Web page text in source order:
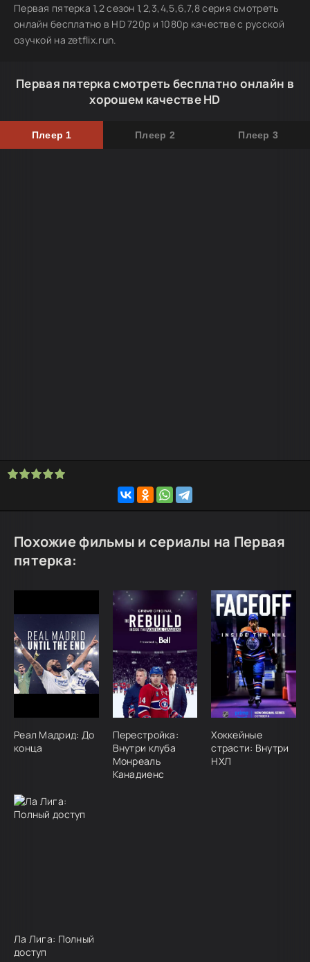
Первая пятерка 1,2 сезон 1,2,3,4,5,6,7,8 серия смотреть
онлайн бесплатно в HD 720p и 1080p качестве с русской
озучкой на zetflix.run.
Первая пятерка смотреть бесплатно онлайн в
хорошем качестве HD
Плеер 1 Плеер 2 Плеер 3
Похожие фильмы и сериалы на Первая
пятерка:
Реал Мадрид: До
конца
Перестройка:
Внутри клуба
Монреаль
Канадиенс
Хоккейные
страсти: Внутри
НХЛ
Ла Лига: Полный
доступ